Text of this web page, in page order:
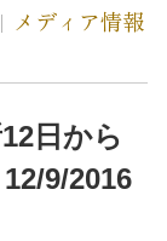
メディア情報
日から
9/2016